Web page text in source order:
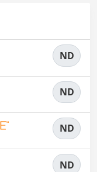
ND
ND
ND
ND